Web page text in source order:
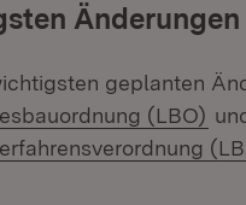
Änderungen
geplanten
(LBO)